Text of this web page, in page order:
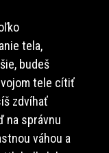
tela,
budeš
tele cítiť
zdvíhať
na správnu
váhou a